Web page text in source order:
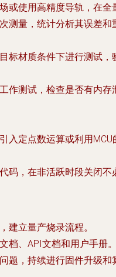
或使用高精度导轨，在全
测量，统计分析其误差和
标材质条件下进行测试，
作测试，检查是否有内存
入定点数运算或利用MCU
码，在非活跃时段关闭不
建立量产烧录流程。
档、API文档和用户手册
题，持续进行固件升级和